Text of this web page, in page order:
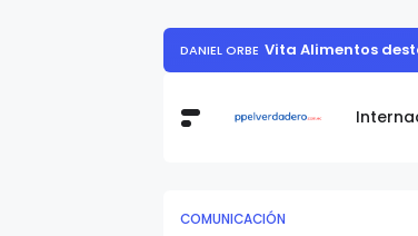
Muestra de arte
COMUNICACIÓN